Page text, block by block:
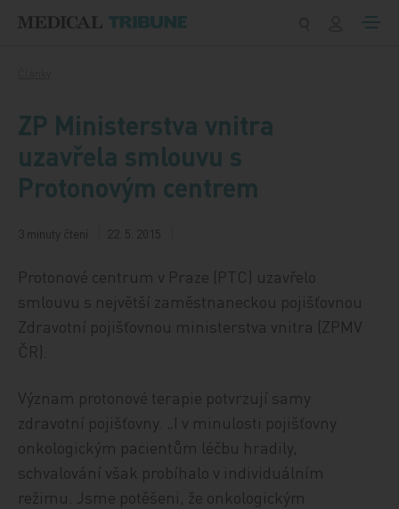
ZP Ministerstva vnitra
uzavřela smlouvu s
Protonovým centrem
3 minuty čtení 22. 5. 2015
Protonové centrum v Praze (PTC) uzavřelo
smlouvu s největší zaměstnaneckou pojišťovnou
Zdravotní pojišťovnou ministerstva vnitra (ZPMV
ČR).
Význam protonové terapie potvrzují samy
zdravotní pojišťovny. „I v minulosti pojišťovny
onkologickým pacientům léčbu hradily,
schvalování však probíhalo v individuálním
režimu. Jsme potěšeni, že onkologickým